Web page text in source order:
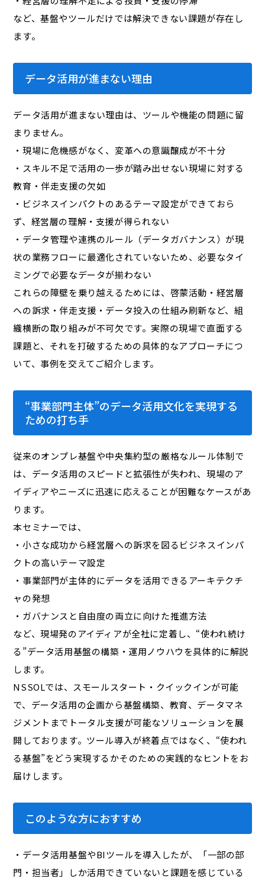
など、基盤やツールだけでは解決できない課題が存在し
ます。
データ活用が進まない理由
データ活用が進まない理由は、ツールや機能の問題に留
まりません。
・現場に危機感がなく、変革への意識醸成が不十分
・スキル不足で活用の一歩が踏み出せない現場に対する
教育・伴走支援の欠如
・ビジネスインパクトのあるテーマ設定ができておら
ず、経営層の理解・支援が得られない
・データ管理や連携のルール（データガバナンス）が現
状の業務フローに最適化されていないため、必要なタイ
ミングで必要なデータが揃わない
これらの障壁を乗り越えるためには、啓蒙活動・経営層
への訴求・伴走支援・データ投入の仕組み刷新など、組
織横断の取り組みが不可欠です。実際の現場で直面する
課題と、それを打破するための具体的なアプローチにつ
いて、事例を交えてご紹介します。
“事業部門主体”のデータ活用文化を実現する
ための打ち手
従来のオンプレ基盤や中央集約型の厳格なルール体制で
は、データ活用のスピードと拡張性が失われ、現場のア
イディアやニーズに迅速に応えることが困難なケースがあ
ります。
本セミナーでは、
・小さな成功から経営層への訴求を図るビジネスインパ
クトの高いテーマ設定
・事業部門が主体的にデータを活用できるアーキテクチ
ャの発想
・ガバナンスと自由度の両立に向けた推進方法
など、現場発のアイディアが全社に定着し、“使われ続け
る”データ活用基盤の構築・運用ノウハウを具体的に解説
します。
NSSOLでは、スモールスタート・クイックインが可能
で、データ活用の企画から基盤構築、教育、データマネ
ジメントまでトータル支援が可能なソリューションを展
開しております。ツール導入が終着点ではなく、“使われ
る基盤”をどう実現するか――そのための実践的なヒントをお
届けします。
このような方におすすめ
・データ活用基盤やBIツールを導入したが、「一部の部
門・担当者」しか活用できていないと課題を感じている